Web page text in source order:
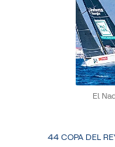
El
44 COPA DEL